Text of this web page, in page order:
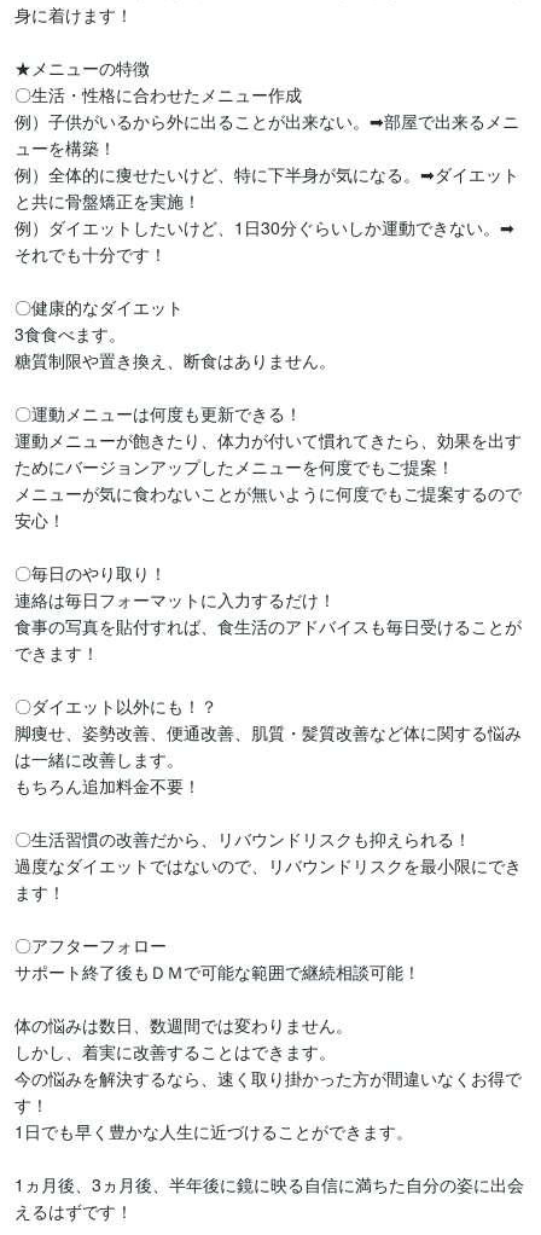
身に着けます！
★メニューの特徴
〇生活・性格に合わせたメニュー作成
例）子供がいるから外に出ることが出来ない。➡部屋で出来るメニ
ューを構築！
例）全体的に痩せたいけど、特に下半身が気になる。➡ダイエット
と共に骨盤矯正を実施！
例）ダイエットしたいけど、1日30分ぐらいしか運動できない。➡
それでも十分です！
〇健康的なダイエット
3食食べます。
糖質制限や置き換え、断食はありません。
〇運動メニューは何度も更新できる！
運動メニューが飽きたり、体力が付いて慣れてきたら、効果を出す
ためにバージョンアップしたメニューを何度でもご提案！
メニューが気に食わないことが無いように何度でもご提案するので
安心！
〇毎日のやり取り！
連絡は毎日フォーマットに入力するだけ！
食事の写真を貼付すれば、食生活のアドバイスも毎日受けることが
できます！
〇ダイエット以外にも！？
脚痩せ、姿勢改善、便通改善、肌質・髪質改善など体に関する悩み
は一緒に改善します。
もちろん追加料金不要！
〇生活習慣の改善だから、リバウンドリスクも抑えられる！
過度なダイエットではないので、リバウンドリスクを最小限にでき
ます！
〇アフターフォロー
サポート終了後もＤＭで可能な範囲で継続相談可能！
体の悩みは数日、数週間では変わりません。
しかし、着実に改善することはできます。
今の悩みを解決するなら、速く取り掛かった方が間違いなくお得で
す！
1日でも早く豊かな人生に近づけることができます。
1ヵ月後、3ヵ月後、半年後に鏡に映る自信に満ちた自分の姿に出会
えるはずです！